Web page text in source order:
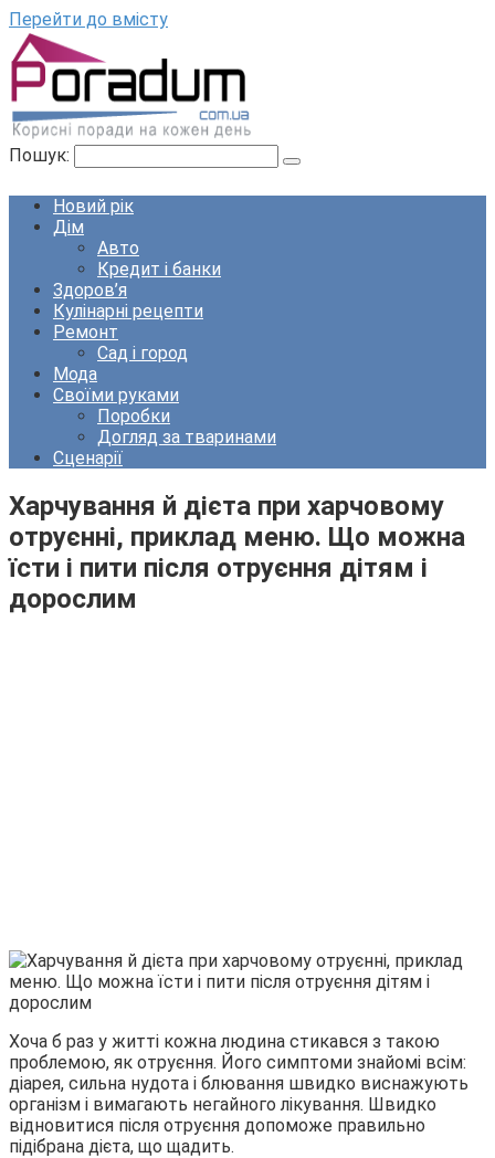
Перейти до вмісту
Пошук:
Новий рік
Дім
Авто
Кредит і банки
Здоров’я
Кулінарні рецепти
Ремонт
Сад і город
Мода
Своїми руками
Поробки
Догляд за тваринами
Сценарії
Харчування й дієта при харчовому
отруєнні, приклад меню. Що можна
їсти і пити після отруєння дітям і
дорослим
Хоча б раз у житті кожна людина стикався з такою
проблемою, як отруєння. Його симптоми знайомі всім:
діарея, сильна нудота і блювання швидко виснажують
організм і вимагають негайного лікування. Швидко
відновитися після отруєння допоможе правильно
підібрана дієта, що щадить.